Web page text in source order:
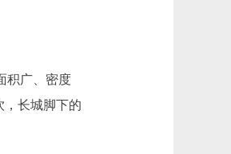
积广、密度
，长城脚下的